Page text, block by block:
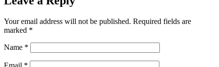
Your email address will not be published. Required fields are
marked *
Name *
Email *